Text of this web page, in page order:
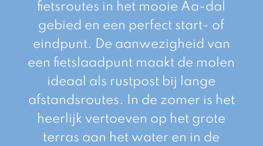
fietsroutes in het mooie Aa-dal
gebied en een perfect start- of
eindpunt. De aanwezigheid van
een fietslaadpunt maakt de molen
ideaal als rustpost bij lange
afstandsroutes. In de zomer is het
heerlijk vertoeven op het grote
terras aan het water en in de